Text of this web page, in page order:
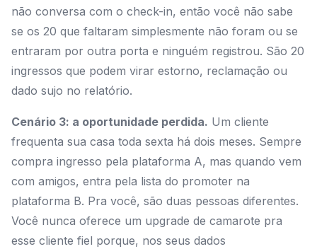
não conversa com o check-in, então você não sabe
se os 20 que faltaram simplesmente não foram ou se
entraram por outra porta e ninguém registrou. São 20
ingressos que podem virar estorno, reclamação ou
dado sujo no relatório.
Cenário 3: a oportunidade perdida. Um cliente
frequenta sua casa toda sexta há dois meses. Sempre
compra ingresso pela plataforma A, mas quando vem
com amigos, entra pela lista do promoter na
plataforma B. Pra você, são duas pessoas diferentes.
Você nunca oferece um upgrade de camarote pra
esse cliente fiel porque, nos seus dados